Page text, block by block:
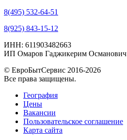
8(495) 532-64-51
8(925) 843-15-12
ИНН: 611903482663
ИП Омаров Гаджикерим Османович
© ЕвроБытСервис 2016-2026
Все права защищены.
География
Цены
Вакансии
Пользовательское соглашение
Карта сайта